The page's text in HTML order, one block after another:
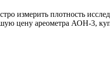
измерить плотность
цену ареометра АОН-3,